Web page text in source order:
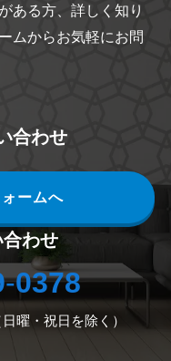
ある方、詳しく知り
ムからお気軽にお問
合わせ
ームへ
わせ
-0378
曜・祝日を除く）